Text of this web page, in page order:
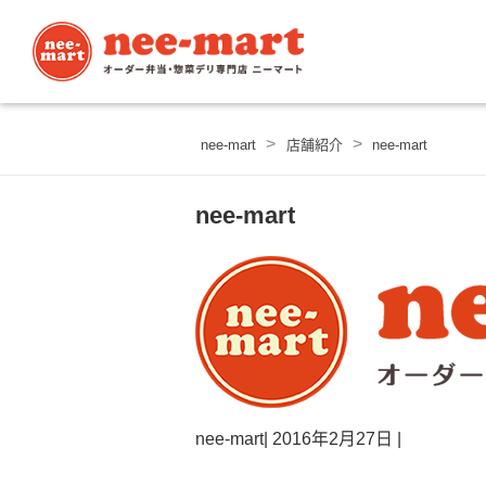
nee-mart > 店舗紹介 > nee-mart
nee-mart
nee-mart| 2016年2月27日